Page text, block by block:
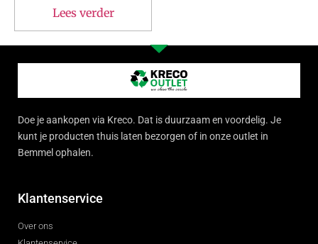
Lees verder
Doe je aankopen via Kreco. Dat is duurzaam en voordelig. Je
kunt je producten thuis laten bezorgen of in onze outlet in
Bemmel ophalen.
Klantenservice
Over ons